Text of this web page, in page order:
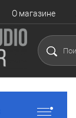
О магазине